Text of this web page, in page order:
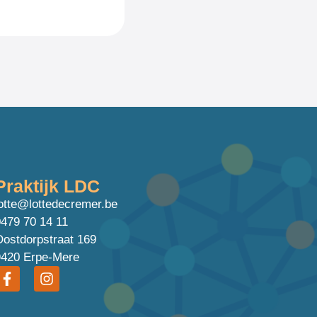
LDC
70 14 11
169
Erpe-Mere